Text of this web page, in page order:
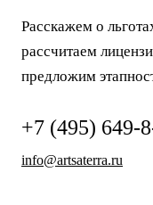
Расскажем о
рассчитаем
предложим
+7 (495) 649-
info@artsaterra.ru